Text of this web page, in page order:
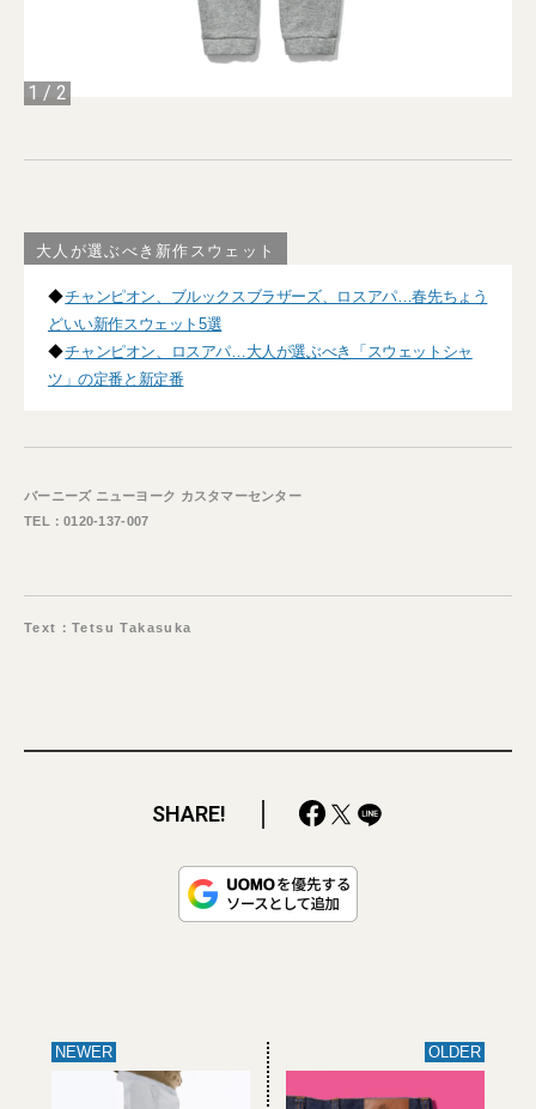
1 / 2
大人が選ぶべき新作スウェット
◆チャンピオン、ブルックスブラザーズ、ロスアパ…春先ちょう
どいい新作スウェット5選
◆チャンピオン、ロスアパ…大人が選ぶべき「スウェットシャ
ツ」の定番と新定番
バーニーズ ニューヨーク カスタマーセンター
TEL：0120-137-007
Text：Tetsu Takasuka
SHARE!
NEWER OLDER